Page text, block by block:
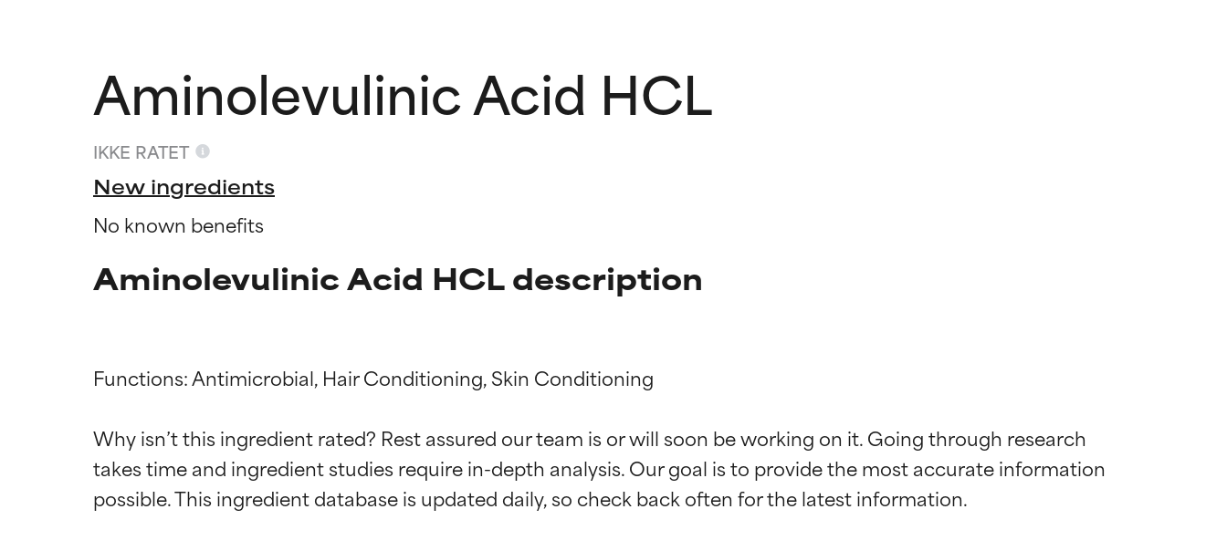
Aminolevulinic Acid HCL
IKKE RATET
New ingredients
No known benefits
Aminolevulinic Acid HCL description
Functions: Antimicrobial, Hair Conditioning, Skin Conditioning
Why isn’t this ingredient rated? Rest assured our team is or will soon be working on it. Going through research
takes time and ingredient studies require in-depth analysis. Our goal is to provide the most accurate information
Ratings af ingredienser
BEDST
Ratings af ingredienser
BEDST